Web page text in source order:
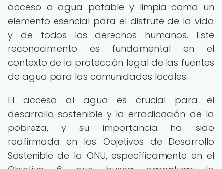
acceso a agua potable y limpia como un
elemento esencial para el disfrute de la vida
y de todos los derechos humanos. Este
reconocimiento es fundamental en el
contexto de la protección legal de las fuentes
de agua para las comunidades locales.
El acceso al agua es crucial para el
desarrollo sostenible y la erradicación de la
pobreza, y su importancia ha sido
reafirmada en los Objetivos de Desarrollo
Sostenible de la ONU, específicamente en el